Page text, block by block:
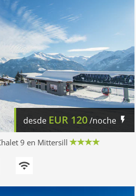
desde EUR 120/noche
9 en Mittersill